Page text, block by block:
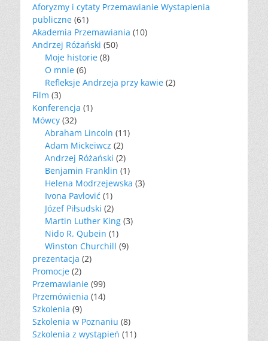
Aforyzmy i cytaty Przemawianie Wystapienia
publiczne (61)
Akademia Przemawiania (10)
Andrzej Różański (50)
Moje historie (8)
O mnie (6)
Refleksje Andrzeja przy kawie (2)
Film (3)
Konferencja (1)
Mówcy (32)
Abraham Lincoln (11)
Adam Mickeiwcz (2)
Andrzej Różański (2)
Benjamin Franklin (1)
Helena Modrzejewska (3)
Ivona Pavlović (1)
Józef Piłsudski (2)
Martin Luther King (3)
Nido R. Qubein (1)
Winston Churchill (9)
prezentacja (2)
Promocje (2)
Przemawianie (99)
Przemówienia (14)
Szkolenia (9)
Szkolenia w Poznaniu (8)
Szkolenia z wystąpień (11)